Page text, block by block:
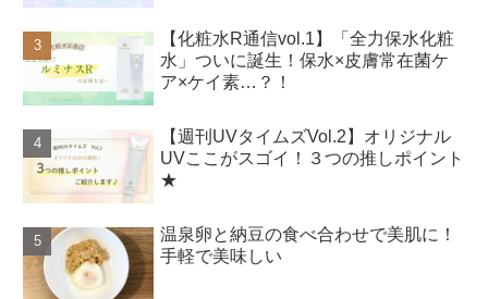
【化粧水R通信vol.1】「全力保水化粧
水」ついに誕生！保水×皮膚常在菌ケ
ア×ケイ素…？！
【週刊UVタイムズVol.2】オリジナル
UVここがスゴイ！３つの推しポイント
★
温泉卵と納豆の食べ合わせで美肌に！
手軽で美味しい